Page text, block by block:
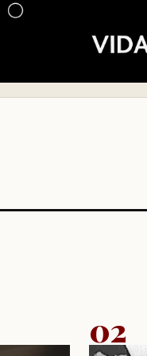
02